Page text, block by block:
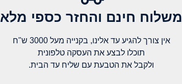
משלוח חינם והחזר כספי מלא​
אין צורך להגיע עד אלינו, בקנייה מעל 3000 ש"ח
תוכלו לבצע את העסקה טלפונית
ולקבל את הטבעת עם שליח עד הבית.